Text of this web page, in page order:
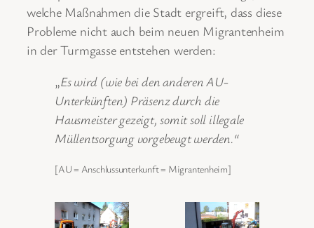
welche Maßnahmen die Stadt ergreift, dass diese
Probleme nicht auch beim neuen Migrantenheim
in der Turmgasse entstehen werden:
„Es wird (wie bei den anderen AU-
Unterkünften) Präsenz durch die
Hausmeister gezeigt, somit soll illegale
Müllentsorgung vorgebeugt werden.“
[AU = Anschlussunterkunft = Migrantenheim]